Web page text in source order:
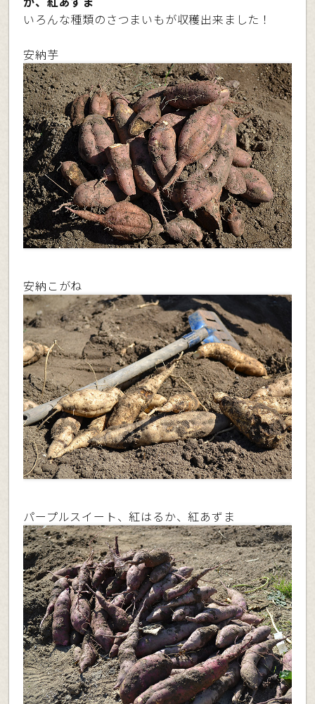
いろんな種類のさつまいもが収穫出来ました！
安納芋
安納こがね
パープルスイート、紅はるか、紅あずま